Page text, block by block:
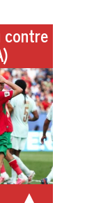
contre